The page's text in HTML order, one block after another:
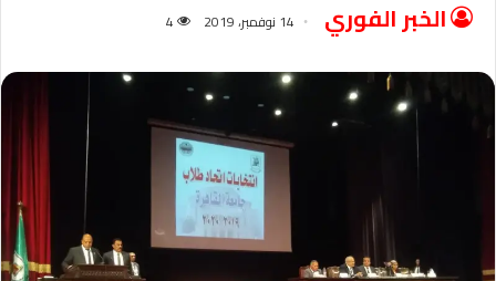
الخبر الفوري 14 نوفمبر، 2019 4